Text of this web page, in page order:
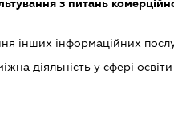
з питань
інших інформаційних
діяльність у сфері освіти